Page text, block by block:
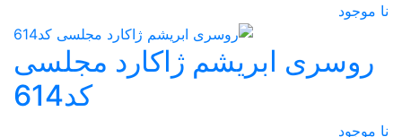
نا موجود
روسری ابریشم ژاکارد مجلسی
کد614
نا موجود